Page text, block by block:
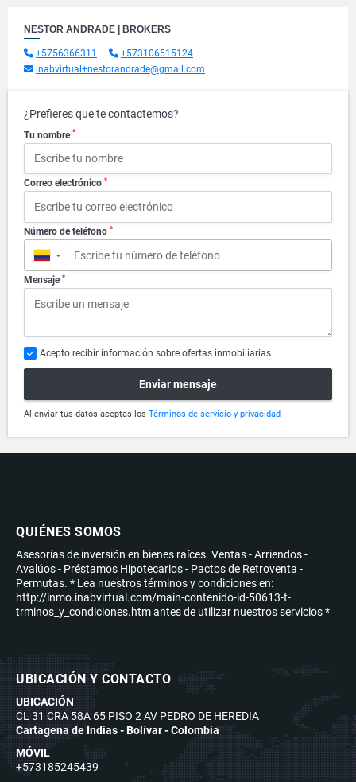
NESTOR ANDRADE | BROKERS
+5756366311 |
+573106515124
inabvirtual+nestorandrade@gmail.com
¿Prefieres que te contactemos?
Tu nombre *
Correo electrónico *
Número de teléfono *
▼
Mensaje *
Acepto recibir información sobre ofertas inmobiliarias
Enviar mensaje
Al enviar tus datos aceptas los Términos de servicio y privacidad
QUIÉNES SOMOS
Asesorías de inversión en bienes raíces. Ventas - Arriendos -
Avalúos - Préstamos Hipotecarios - Pactos de Retroventa -
Permutas. * Lea nuestros términos y condiciones en:
http://inmo.inabvirtual.com/main-contenido-id-50613-t-
trminos_y_condiciones.htm antes de utilizar nuestros servicios *
UBICACIÓN Y CONTACTO
UBICACIÓN
CL 31 CRA 58A 65 PISO 2 AV PEDRO DE HEREDIA
Cartagena de Indias - Bolívar - Colombia
MÓVIL
+573185245439